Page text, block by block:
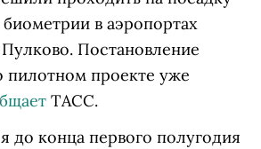
в аэропортах
Постановление
пилотном проекте уже
ТАСС.
до конца первого полугодия